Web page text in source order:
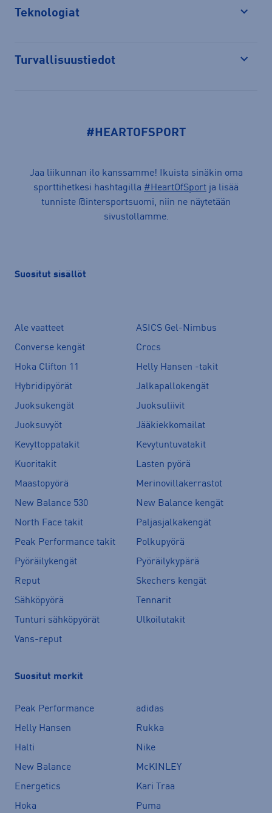
Teknologiat
Turvallisuustiedot
#HEARTOFSPORT
Jaa liikunnan ilo kanssamme! Ikuista sinäkin oma
sporttihetkesi hashtagilla #HeartOfSport ja lisää
tunniste @intersportsuomi, niin ne näytetään
sivustollamme.
Suositut sisällöt
Ale vaatteet
ASICS Gel-Nimbus
Converse kengät
Crocs
Hoka Clifton 11
Helly Hansen -takit
Hybridipyörät
Jalkapallokengät
Juoksukengät
Juoksuliivit
Juoksuvyöt
Jääkiekkomailat
Kevyttoppatakit
Kevytuntuvatakit
Kuoritakit
Lasten pyörä
Maastopyörä
Merinovillakerrastot
New Balance 530
New Balance kengät
North Face takit
Paljasjalkakengät
Peak Performance takit
Polkupyörä
Pyöräilykengät
Pyöräilykypärä
Reput
Skechers kengät
Sähköpyörä
Tennarit
Tunturi sähköpyörät
Ulkoilutakit
Vans-reput
Suositut merkit
Peak Performance
adidas
Helly Hansen
Rukka
Halti
Nike
New Balance
McKINLEY
Energetics
Kari Traa
Hoka
Puma